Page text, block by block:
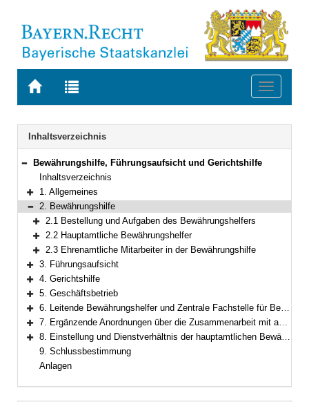
Zur
BAYERN.RECHT
Zur
letzten
Suche
Toggle
Navigation
Inhaltsverzeichnis
Bereich reduzieren
Bewährungshilfe, Führungsaufsicht und Gerichtshilfe
Inhaltsverzeichnis
Bereich erweitern
1. Allgemeines
Bereich reduzieren
2. Bewährungshilfe
Bereich erweitern
2.1 Bestellung und Aufgaben des Bewährungshelfers
Bereich erweitern
2.2 Hauptamtliche Bewährungshelfer
Bereich erweitern
2.3 Ehrenamtliche Mitarbeiter in der Bewährungshilfe
Bereich erweitern
3. Führungsaufsicht
Bereich erweitern
4. Gerichtshilfe
Bereich erweitern
5. Geschäftsbetrieb
Bereich erweitern
6. Leitende Bewährungshelfer und Zentrale Fachstelle für Bewährungshilfe, Gerichtshilfe und Führungsaufsicht Bayern
Bereich erweitern
7. Ergänzende Anordnungen über die Zusammenarbeit mit anderen Stellen
Bereich erweitern
8. Einstellung und Dienstverhältnis der hauptamtlichen Bewährungs- und Gerichtshelfer
9. Schlussbestimmung
Anlagen